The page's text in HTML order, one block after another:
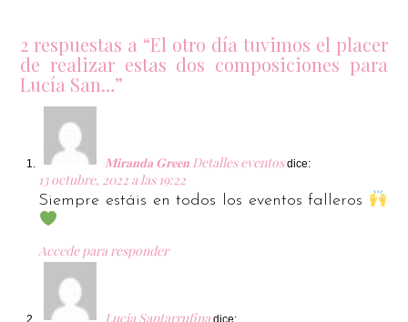
2 respuestas a “El otro día tuvimos el placer
de realizar estas dos composiciones para
Lucía San…”
𝐌𝐢𝐫𝐚𝐧𝐝𝐚 𝐆𝐫𝐞𝐞𝐧 Detalles eventos dice:
13 octubre, 2022 a las 19:22
Siempre estáis en todos los eventos falleros
Accede para responder
Lucia Santarrufina dice: